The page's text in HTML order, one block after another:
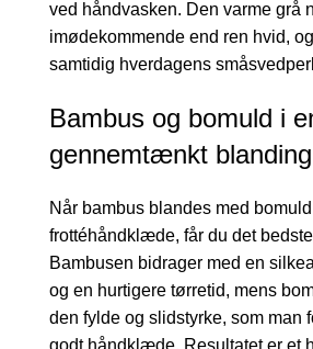
ved håndvasken. Den varme grå
imødekommende end ren hvid,
samtidig hverdagens
Bambus og bomuld i
gennemtænkt blanding
Når bambus blandes med
frottéhåndklæde, får du det
Bambusen bidrager med en
og en hurtigere tørretid, mens
den fylde og slidstyrke, som man